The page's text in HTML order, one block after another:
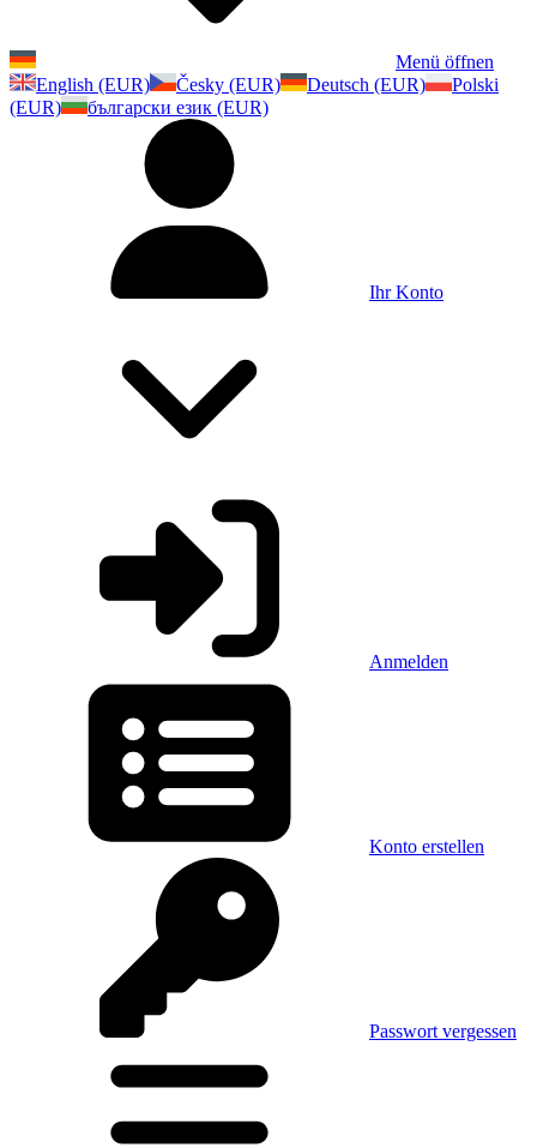
Menü öffnen
English (EUR)
Česky (EUR) Deutsch (EUR)
Polski
(EUR)
български език (EUR)
Ihr Konto
Anmelden
Konto erstellen
Passwort vergessen